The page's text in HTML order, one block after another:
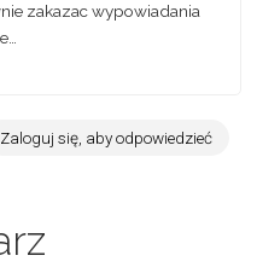
zakazac wypowiadania
Zaloguj się, aby odpowiedzieć